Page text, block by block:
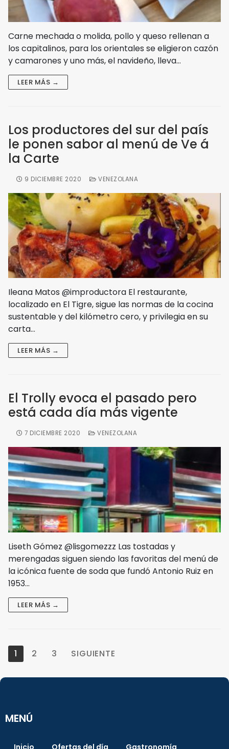
Carne mechada o molida, pollo y queso rellenan a
los capitalinos, para los orientales se eligieron cazón
y camarones y uno más, el navideño, lleva…
LEER MÁS →
Los productores del sur del país
le ponen sabor al menú de Ve á
la Carte
9 DICIEMBRE 2020 VENEZOLANA
Ileana Matos @improductora El restaurante,
localizado en El Tigre, sigue las normas de la cocina
sustentable y del kilómetro cero, y privilegia en su
carta…
LEER MÁS →
El Trolly evoca el pasado pero
está cada día más vigente
7 DICIEMBRE 2020 VENEZOLANA
Liseth Gómez @lisgomezzz Las tostadas y
merengadas siguen siendo las favoritas del menú de
la icónica fuente de soda que fundó Antonio Ruiz en
1953…
LEER MÁS →
1 2 3 SIGUIENTE
MENÚ
Inicio Ofertas del día Gastronomía